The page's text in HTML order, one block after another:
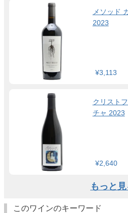
メソッド
2023
¥3,113
クリスト
チャ 2023
¥2,640
もっと
このワインのキーワード